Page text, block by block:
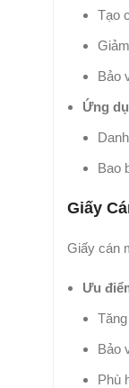
Tạo
Bảo
Ứng
Bao
Giấy
Giấy cán
Ưu
Bảo
Phù